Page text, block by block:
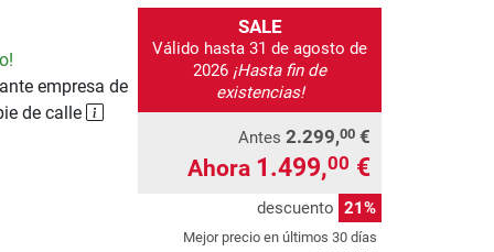
empresa de
de calle
SALE
Válido hasta 31 de agosto de
2026 ¡Hasta fin de
existencias!
Antes 2.299,00 €
Ahora 1.499,00 €
descuento 21%
Mejor precio en últimos 30 días